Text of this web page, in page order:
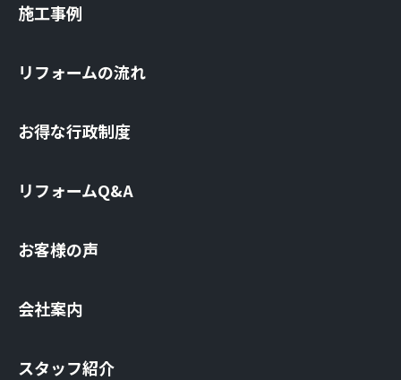
施⼯事例
リフォームの流れ
お得な⾏政制度
リフォームQ&A
お客様の声
会社案内
スタッフ紹介